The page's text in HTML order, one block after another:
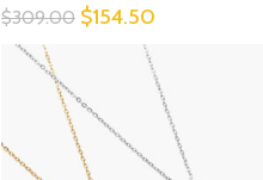
$309.00 $154.50